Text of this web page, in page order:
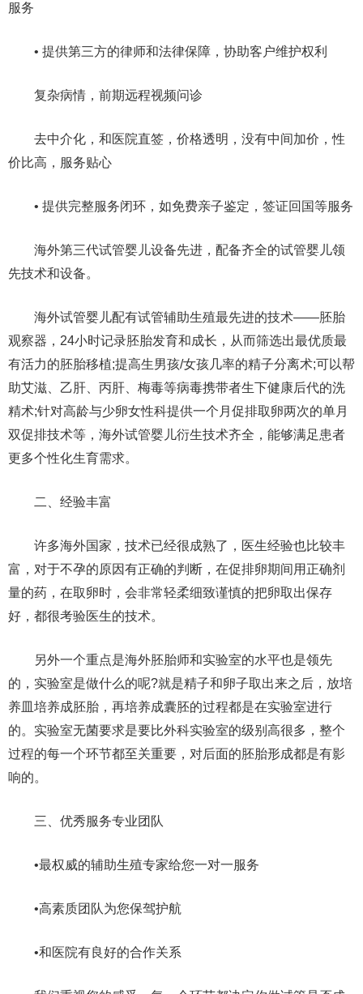
服务
• 提供第三方的律师和法律保障，协助客户维护权利
复杂病情，前期远程视频问诊
去中介化，和医院直签，价格透明，没有中间加价，性
价比高，服务贴心
• 提供完整服务闭环，如免费亲子鉴定，签证回国等服务
海外第三代试管婴儿设备先进，配备齐全的试管婴儿领
先技术和设备。
海外试管婴儿配有试管辅助生殖最先进的技术——胚胎
观察器，24小时记录胚胎发育和成长，从而筛选出最优质最
有活力的胚胎移植;提高生男孩/女孩几率的精子分离术;可以帮
助艾滋、乙肝、丙肝、梅毒等病毒携带者生下健康后代的洗
精术;针对高龄与少卵女性科提供一个月促排取卵两次的单月
双促排技术等，海外试管婴儿衍生技术齐全，能够满足患者
更多个性化生育需求。
二、经验丰富
许多海外国家，技术已经很成熟了，医生经验也比较丰
富，对于不孕的原因有正确的判断，在促排卵期间用正确剂
量的药，在取卵时，会非常轻柔细致谨慎的把卵取出保存
好，都很考验医生的技术。
另外一个重点是海外胚胎师和实验室的水平也是领先
的，实验室是做什么的呢?就是精子和卵子取出来之后，放培
养皿培养成胚胎，再培养成囊胚的过程都是在实验室进行
的。实验室无菌要求是要比外科实验室的级别高很多，整个
过程的每一个环节都至关重要，对后面的胚胎形成都是有影
响的。
三、优秀服务专业团队
•最权威的辅助生殖专家给您一对一服务
•高素质团队为您保驾护航
•和医院有良好的合作关系